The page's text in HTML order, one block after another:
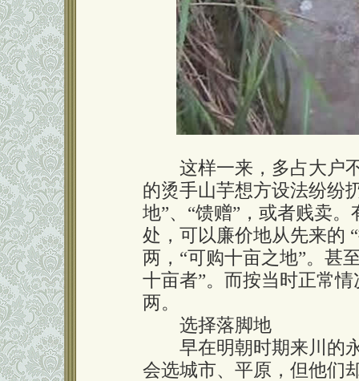
这样一来，多占大户不
的烫手山芋想方设法纷纷
地”、“馈赠”，或者贱卖
处，可以廉价地从先来的
两，“可购十亩之地”。甚
十亩者”。而按当时正常
两。
选择落脚地
早在明朝时期来川的永
会选城市、平原，但他们